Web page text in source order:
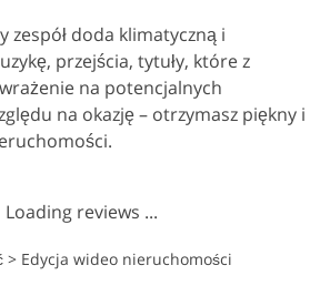
zespół doda klimatyczną i
przejścia, tytuły, które z
na potencjalnych
na okazję – otrzymasz piękny i
Loading reviews ...
> Edycja wideo nieruchomości